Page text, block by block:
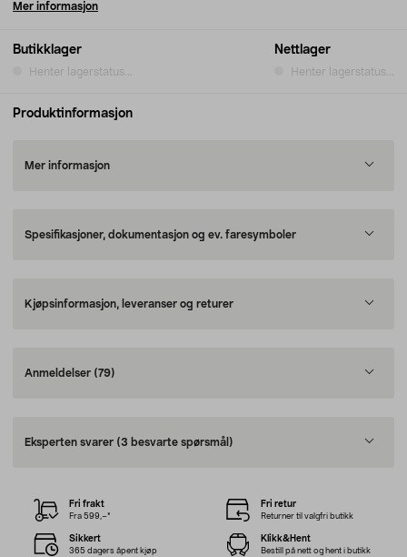
Butikklager
Henter lagerstatus...
Nettlager
Henter lagerstatus...
Mer informasjon
Produktinformasjon
Mer informasjon
Spesifikasjoner, dokumentasjon og ev. faresymboler
Kjøpsinformasjon, leveranser og returer
Anmeldelser (79)
Eksperten svarer (3 besvarte spørsmål)
Fri frakt
Fra 599,–*
Fri retur
Returner til valgfri butikk
Sikkert
365 dagers åpent kjøp
Klikk&Hent
Bestill på nett og hent i butikk